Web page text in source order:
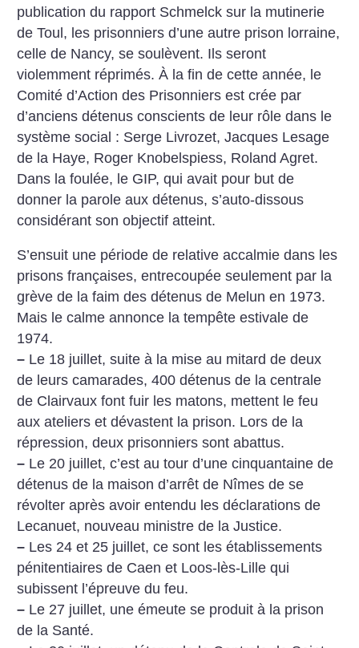
publication du rapport Schmelck sur la mutinerie
de Toul, les prisonniers d’une autre prison lorraine,
celle de Nancy, se soulèvent. Ils seront
violemment réprimés. À la fin de cette année, le
Comité d’Action des Prisonniers est crée par
d’anciens détenus conscients de leur rôle dans le
système social : Serge Livrozet, Jacques Lesage
de la Haye, Roger Knobelspiess, Roland Agret.
Dans la foulée, le GIP, qui avait pour but de
donner la parole aux détenus, s’auto-dissous
considérant son objectif atteint.
S’ensuit une période de relative accalmie dans les
prisons françaises, entrecoupée seulement par la
grève de la faim des détenus de Melun en 1973.
Mais le calme annonce la tempête estivale de
1974.
– Le 18 juillet, suite à la mise au mitard de deux
de leurs camarades, 400 détenus de la centrale
de Clairvaux font fuir les matons, mettent le feu
aux ateliers et dévastent la prison. Lors de la
répression, deux prisonniers sont abattus.
– Le 20 juillet, c’est au tour d’une cinquantaine de
détenus de la maison d’arrêt de Nîmes de se
révolter après avoir entendu les déclarations de
Lecanuet, nouveau ministre de la Justice.
– Les 24 et 25 juillet, ce sont les établissements
pénitentiaires de Caen et Loos-lès-Lille qui
subissent l’épreuve du feu.
– Le 27 juillet, une émeute se produit à la prison
de la Santé.